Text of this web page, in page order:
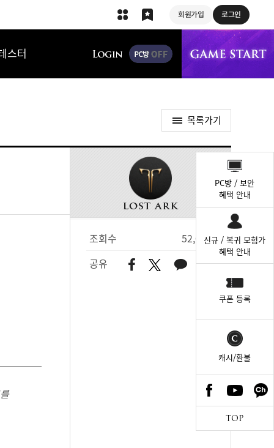
회원가입 로그인
스터
목록가기
조회수
52,056
공유
PC방 / 보안
혜택 안내
신규 / 복귀 모험가
혜택 안내
쿠폰 등록
캐시/환불
TOP